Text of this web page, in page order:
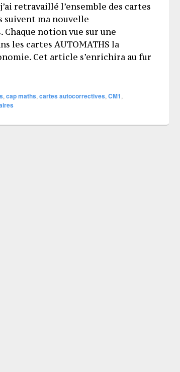
retravaillé l’ensemble des cartes
suivent ma nouvelle
notion vue sur une
les cartes AUTOMATHS la
Cet article s’enrichira au fur
cartes AUTOMATHS (cap maths)
, cap maths, cartes autocorrectives, CM1,